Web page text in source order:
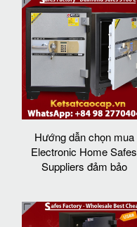
Hướng dẫn chọn mua
Electronic Home Safes
Suppliers đảm bảo